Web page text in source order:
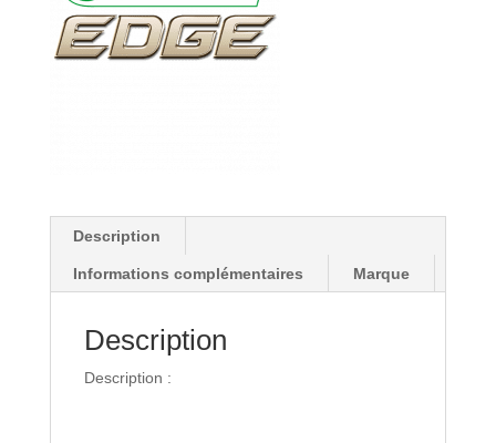
Description
Informations complémentaires Marque
Description
Description :